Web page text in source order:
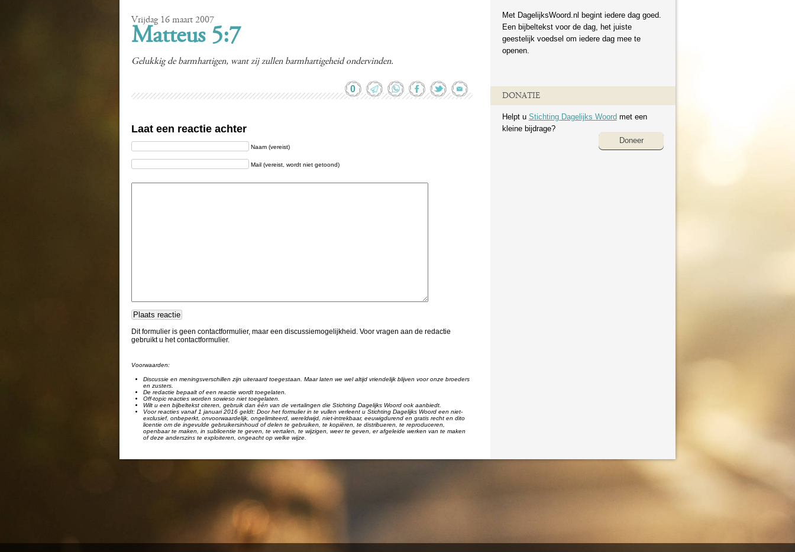
Vrijdag 16 maart 2007
Matteus 5:7
Gelukkig de barmhartigen, want zij zullen barmhartigeheid ondervinden.
0
Laat een reactie achter
Naam (vereist)
Mail (vereist, wordt niet getoond)
Dit formulier is geen contactformulier, maar een discussiemogelijkheid. Voor vragen aan de redactie
gebruikt u het contactformulier.
Voorwaarden:
Discussie en meningsverschillen zijn uiteraard toegestaan. Maar laten we wel altijd vriendelijk blijven voor onze broeders
en zusters.
De redactie bepaalt of een reactie wordt toegelaten.
Off-topic reacties worden sowieso niet toegelaten.
Wilt u een bijbeltekst citeren, gebruik dan één van de vertalingen die Stichting Dagelijks Woord ook aanbiedt.
Voor reacties vanaf 1 januari 2016 geldt: Door het formulier in te vullen verleent u Stichting Dagelijks Woord een niet-
exclusief, onbeperkt, onvoorwaardelijk, ongelimiteerd, wereldwijd, niet-intrekbaar, eeuwigdurend en gratis recht en dito
licentie om de ingevulde gebruikersinhoud of delen te gebruiken, te kopiëren, te distribueren, te reproduceren,
openbaar te maken, in sublicentie te geven, te vertalen, te wijzigen, weer te geven, er afgeleide werken van te maken
of deze anderszins te exploiteren, ongeacht op welke wijze.
Met DagelijksWoord.nl begint iedere dag goed.
Een bijbeltekst voor de dag, het juiste
geestelijk voedsel om iedere dag mee te
openen.
DONATIE
Helpt u Stichting Dagelijks Woord met een
kleine bijdrage?
Doneer